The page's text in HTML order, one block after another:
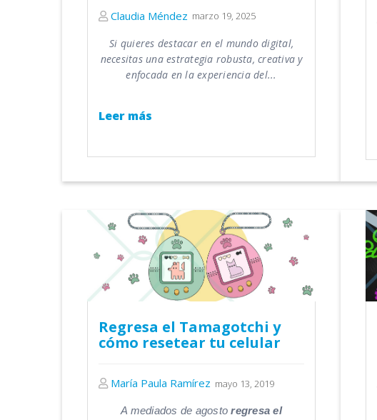
Claudia Méndez marzo 19, 2025
Si quieres destacar en el mundo digital,
necesitas una estrategia robusta, creativa y
enfocada en la experiencia del...
Leer más
Regresa el Tamagotchi y
cómo resetear tu celular
María Paula Ramírez mayo 13, 2019
A mediados de agostoregresa el